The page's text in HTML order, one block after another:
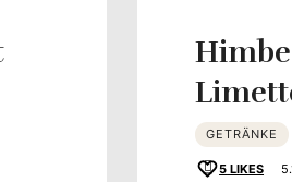
GETRÄNKE
5 LIKES